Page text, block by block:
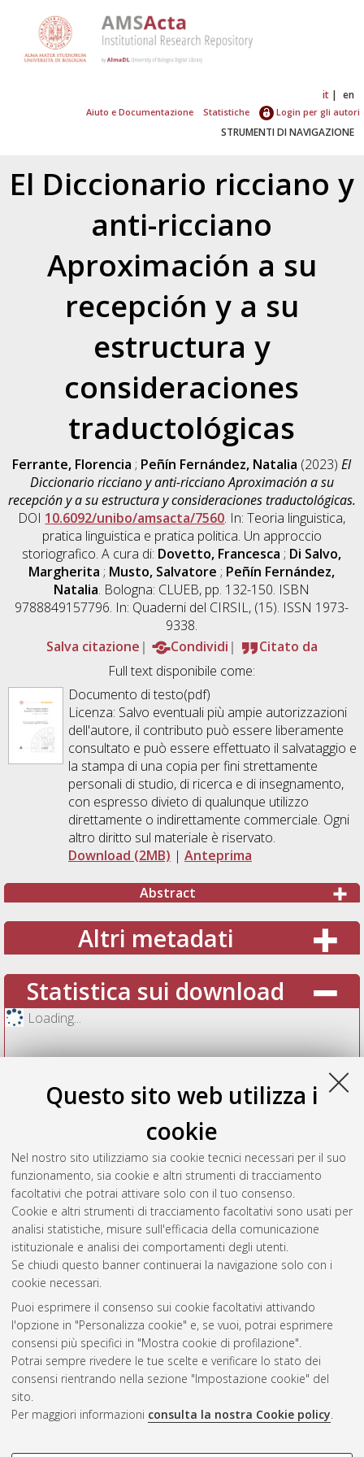
Questo sito web utilizza i
cookie
Nel nostro sito utilizziamo sia cookie tecnici necessari per il suo
funzionamento, sia cookie e altri strumenti di tracciamento
facoltativi che potrai attivare solo con il tuo consenso.
Cookie e altri strumenti di tracciamento facoltativi sono usati per
analisi statistiche, misure sull'efficacia della comunicazione
istituzionale e analisi dei comportamenti degli utenti.
Se chiudi questo banner continuerai la navigazione solo con i
cookie necessari.
Puoi esprimere il consenso sui cookie facoltativi attivando
l'opzione in "Personalizza cookie" e, se vuoi, potrai esprimere
consensi più specifici in "Mostra cookie di profilazione".
Potrai sempre rivedere le tue scelte e verificare lo stato dei
consensi rientrando nella sezione "Impostazione cookie" del
sito.
Per maggiori informazioni consulta la nostra Cookie policy.
it en
Aiuto e Documentazione Statistiche Login per gli autori
STRUMENTI DI NAVIGAZIONE
El Diccionario ricciano y
anti-ricciano
Aproximación a su
recepción y a su
estructura y
consideraciones
traductológicas
Ferrante, Florencia ; Peñín Fernández, Natalia (2023)El
Diccionario ricciano y anti-ricciano Aproximación a su
recepción y a su estructura y consideraciones traductológicas.
DOI 10.6092/unibo/amsacta/7560. In: Teoria linguistica,
pratica linguistica e pratica politica. Un approccio
storiografico. A cura di: Dovetto, Francesca ; Di Salvo,
Margherita ; Musto, Salvatore ; Peñín Fernández,
Natalia. Bologna: CLUEB, pp. 132-150. ISBN
9788849157796. In: Quaderni del CIRSIL, (15). ISSN 1973-
9338.
Salva citazione
Condividi
Citato da
Full text disponibile come:
Documento di testo(pdf)
Licenza: Salvo eventuali più ampie autorizzazioni
dell'autore, il contributo può essere liberamente
consultato e può essere effettuato il salvataggio e
la stampa di una copia per fini strettamente
personali di studio, di ricerca e di insegnamento,
con espresso divieto di qualunque utilizzo
direttamente o indirettamente commerciale. Ogni
altro diritto sul materiale è riservato.
Download (2MB) | Anteprima
Abstract
Altri metadati
Statistica sui download
Loading...
Vedi altre statistiche
Gestione del documento:
Atom
Rss
2.0
AMS Acta
ISSN: 2038-7954
re3data.org -
doi.org/10.17616/R3P19R
Servizio implementato e
Impostazioni Cookie